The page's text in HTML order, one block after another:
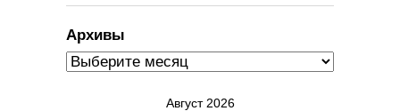
Архивы
Август 2026